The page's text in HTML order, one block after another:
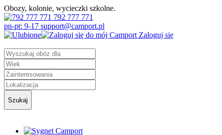
Obozy, kolonie, wycieczki szkolne.
792 777 771
pn-pt: 9-17 support@camport.pl
Zaloguj się
Szukaj